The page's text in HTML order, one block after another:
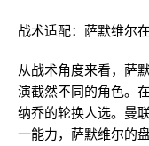
战术适配：萨默维尔
从战术角度来看，萨
演截然不同的角色。
纳乔的轮换人选。曼
一能力，萨默维尔的